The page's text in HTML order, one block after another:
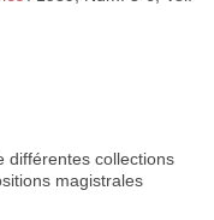
différentes collections
magistrales